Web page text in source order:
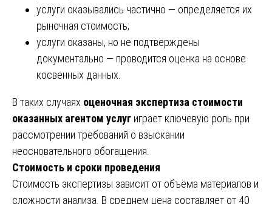
услуги оказывались частично — определяется их
рыночная стоимость;
услуги оказаны, но не подтверждены
документально — проводится оценка на основе
косвенных данных.
В таких случаях оценочная экспертиза стоимости
оказанных агентом услуг играет ключевую роль при
рассмотрении требований о взыскании
неосновательного обогащения.
Стоимость и сроки проведения
Стоимость экспертизы зависит от объёма материалов и
сложности анализа. В среднем цена составляет от 40